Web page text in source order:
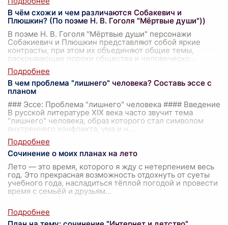
В чём схожи и чем различаются Собакевич и
Плюшкин? (По поэме Н. В. Гоголя "Мёртвые души"))
В поэме Н. В. Гоголя "Мёртвые души" персонажи
Собакиевич и Плюшкин представляют собой яркие
контрасты, при этом их объединяют общие темы,
раскрывающие пороки общества и человеческо
В чем проблема "лишнего" человека? Составь эссе с
планом
### Эссе: Проблема "лишнего" человека #### Введение
В русской литературе XIX века часто звучит тема
"лишнего" человека, образ которого стал символом
внутреннего конфликта, ума и н
Сочинение о моих планах на лето
Лето — это время, которого я жду с нетерпением весь
год. Это прекрасная возможность отдохнуть от суеты
учебного года, насладиться тёплой погодой и провести
время с семьёй и друзьям...